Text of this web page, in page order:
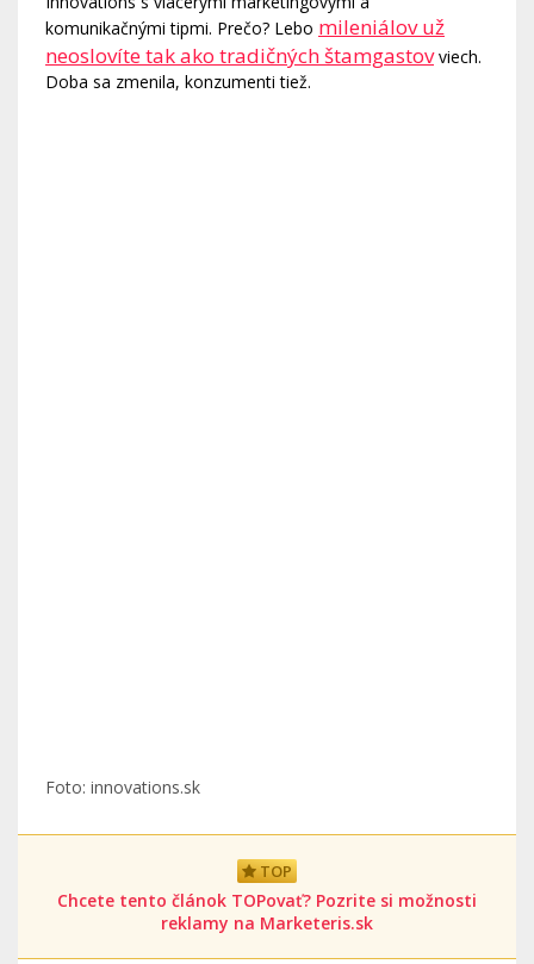
komunikačnými tipmi. Prečo? Lebo mileniálov už
neoslovíte tak ako tradičných štamgastovviech.
Doba sa zmenila, konzumenti tiež.
Foto: innovations.sk
TOP
Chcete tento článok TOPovať? Pozrite si možnosti
reklamy na Marketeris.sk